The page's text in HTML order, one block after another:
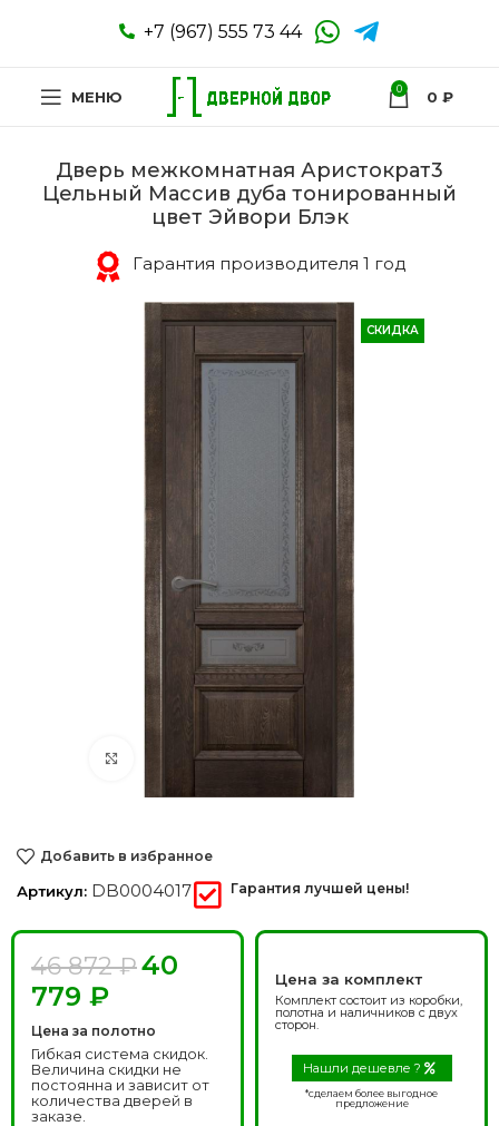
+7 (967) 555 73 44
МЕНЮ 0 0 ₽
Дверь межкомнатная Аристократ3
Цельный Массив дуба тонированный
цвет Эйвори Блэк
Гарантия производителя 1 год
СКИДКА
Нажмите, чтобы увеличить
Добавить в избранное
Артикул: DB0004017 Гарантия лучшей цены!
46 872₽40
779 ₽
Цена за полотно
Гибкая система скидок.
Величина скидки не
постоянна и зависит от
количества дверей в
заказе.
Цена за комплект
Комплект состоит из коробки,
полотна и наличников с двух
сторон.
Нашли дешевле ?
*сделаем более выгодное
предложение